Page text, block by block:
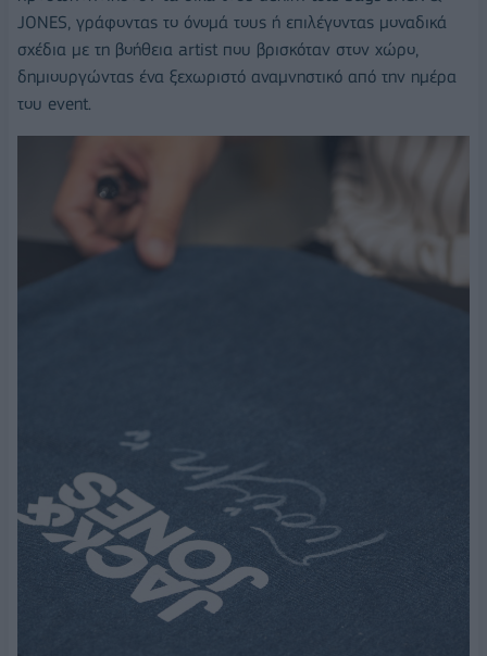
JONES, γράφοντας το όνομά τους ή επιλέγοντας μοναδικά
σχέδια με τη βοήθεια artist που βρισκόταν στον χώρο,
δημιουργώντας ένα ξεχωριστό αναμνηστικό από την ημέρα
του event.